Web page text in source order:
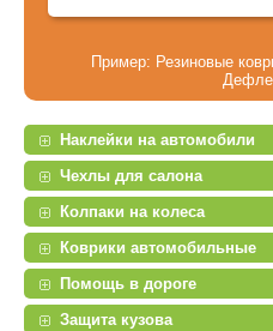
Пример: Резиновые
Наклейки на автомобили
Чехлы для салона
Колпаки на колеса
Коврики автомобильные
Помощь в дороге
Защита кузова